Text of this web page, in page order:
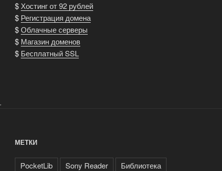
$Хостинг от 92 рублей
$ Регистрация домена
$Облачные серверы
$ Магазин доменов
$ Бесплатный SSL
.
МЕТКИ
PocketLib Sony Reader
Библиотека